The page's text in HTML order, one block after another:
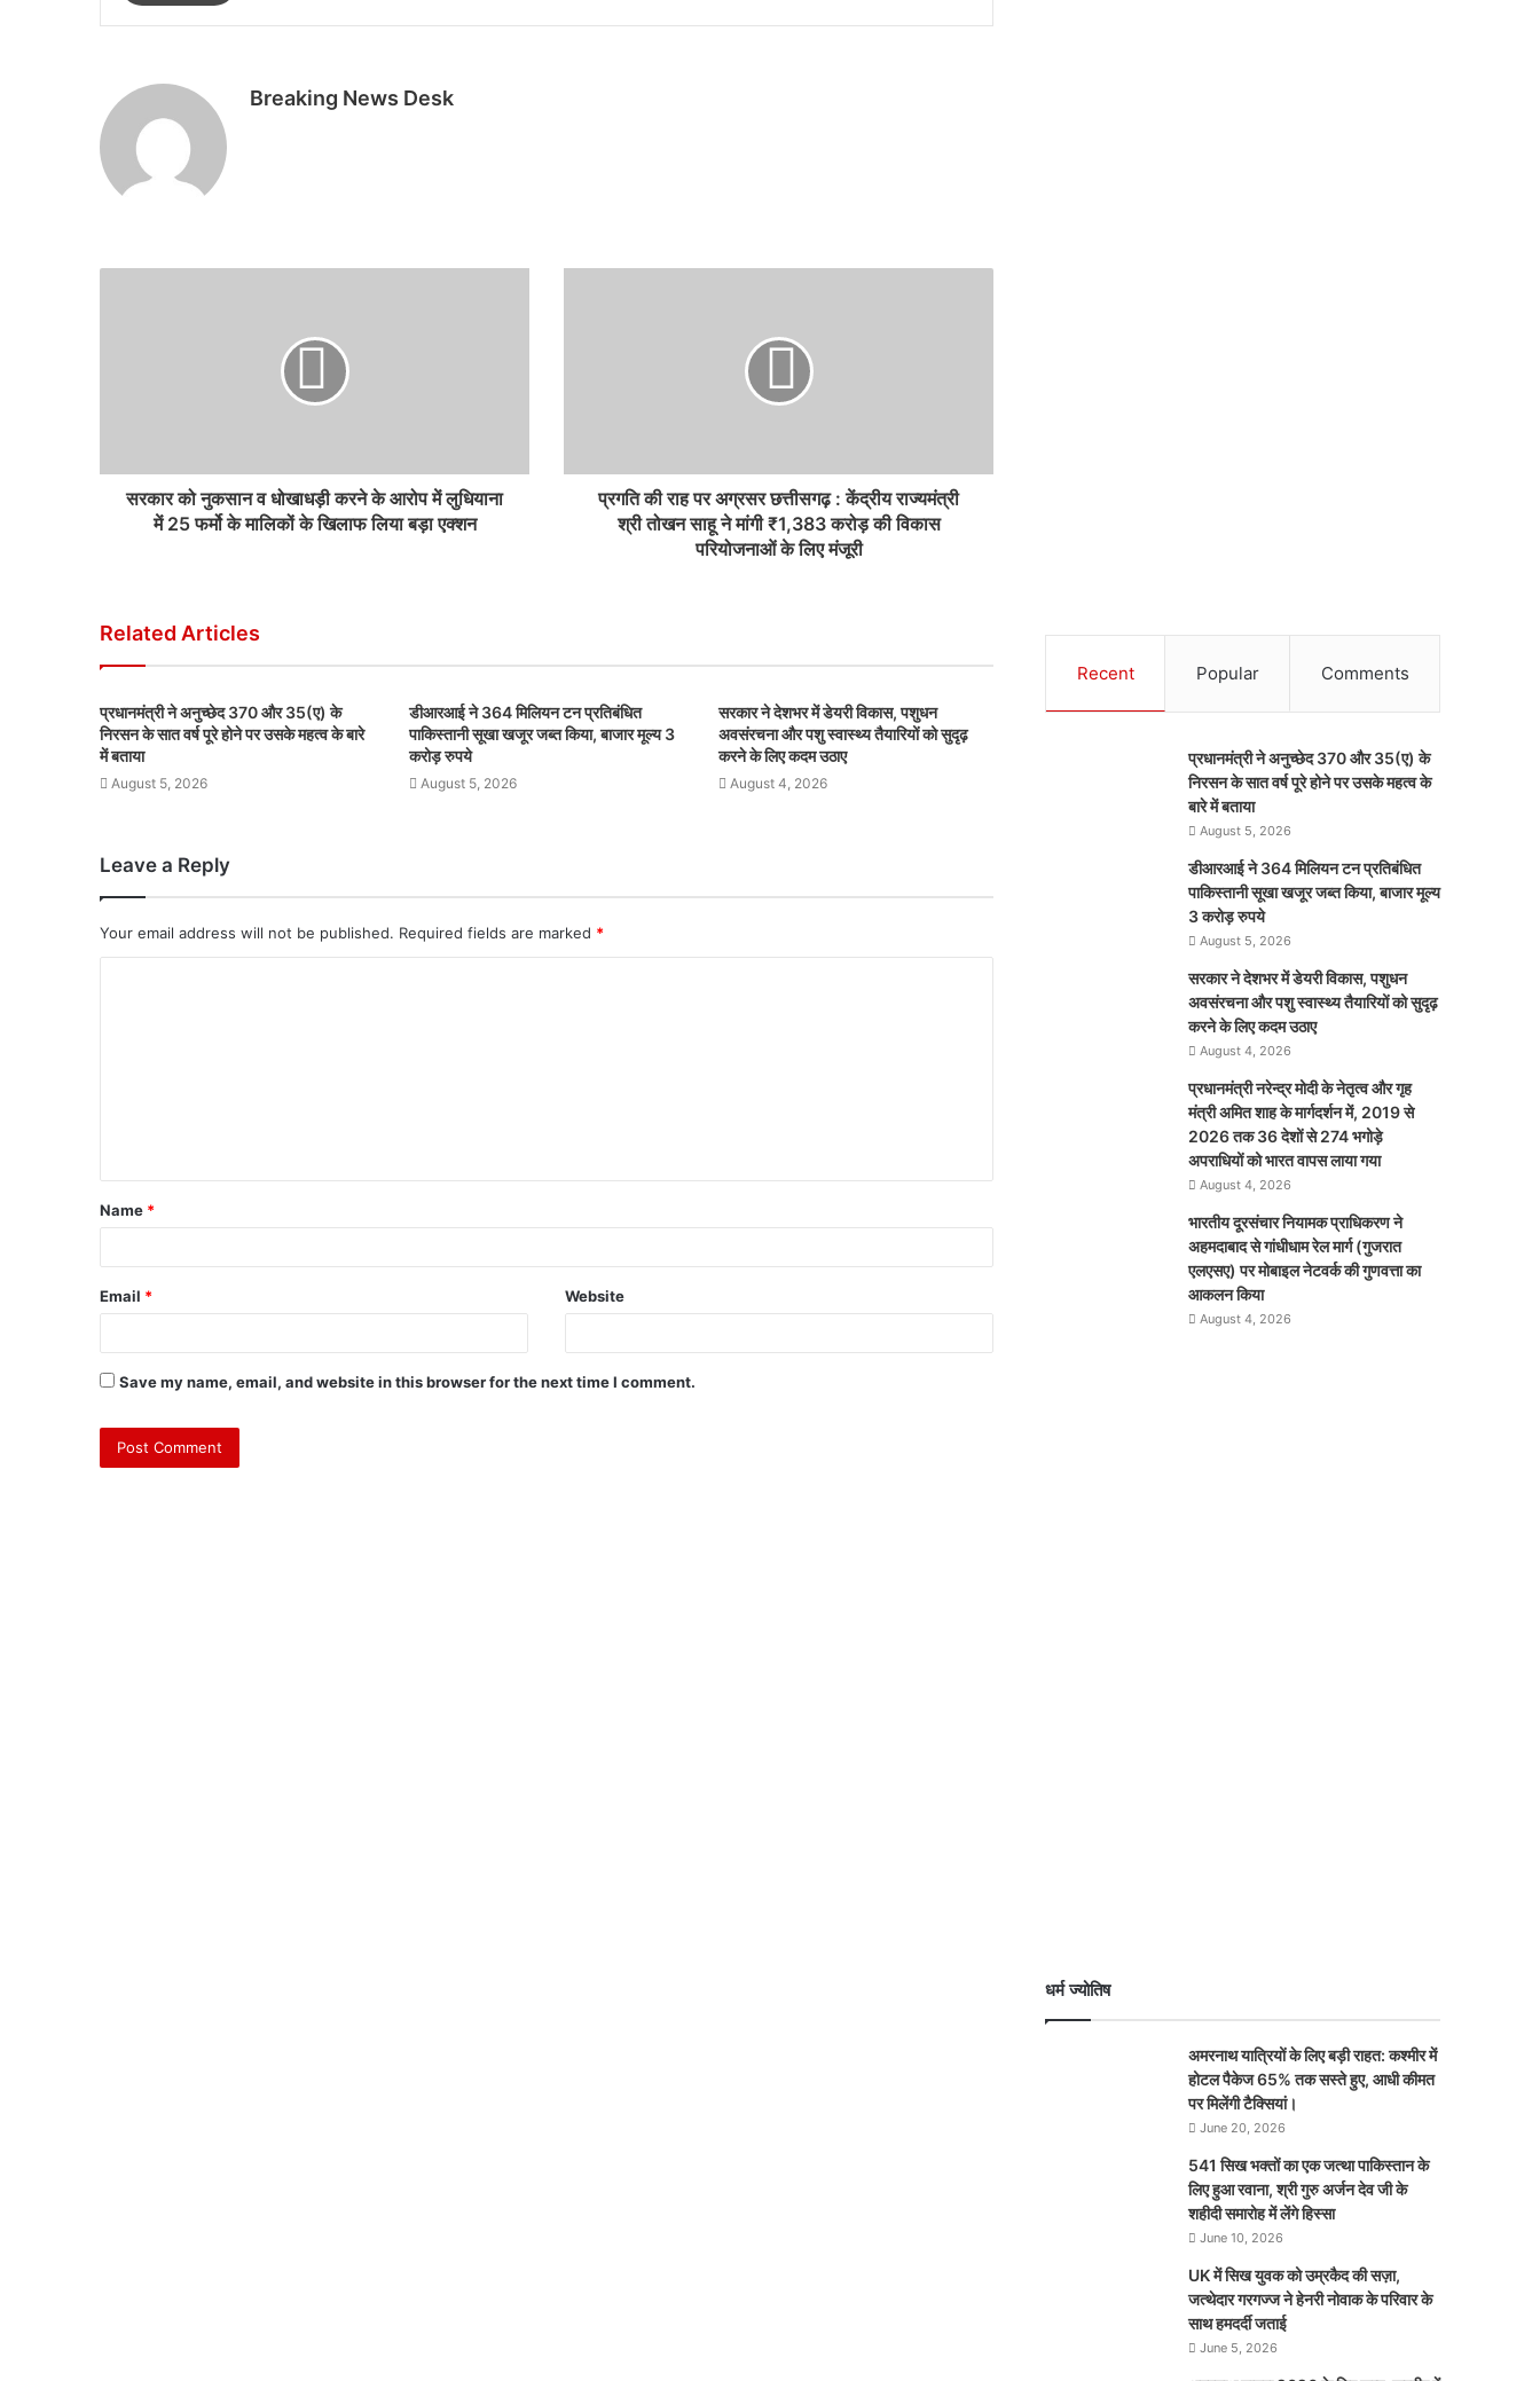
Breaking News Desk
सरकार को नुकसान व धोखाधड़ी करने के आरोप में लुधियाना
में 25 फर्मो के मालिकों के खिलाफ लिया बड़ा एक्शन
प्रगति की राह पर अग्रसर छत्तीसगढ़ : केंद्रीय राज्यमंत्री
श्री तोखन साहू ने मांगी ₹1,383 करोड़ की विकास
परियोजनाओं के लिए मंजूरी
Related Articles
प्रधानमंत्री ने अनुच्छेद 370 और 35(ए) के
निरसन के सात वर्ष पूरे होने पर उसके महत्व के बारे
में बताया
August 5, 2026
डीआरआई ने 364 मिलियन टन प्रतिबंधित
पाकिस्तानी सूखा खजूर जब्त किया, बाजार मूल्य 3
करोड़ रुपये
August 5, 2026
सरकार ने देशभर में डेयरी विकास, पशुधन
अवसंरचना और पशु स्वास्थ्य तैयारियों को सुदृढ़
करने के लिए कदम उठाए
August 4, 2026
Leave a Reply
Your email address will not be published. Required fields are marked *
Name *
Email * Website
Save my name, email, and website in this browser for the next time I comment.
Recent Popular Comments
प्रधानमंत्री ने अनुच्छेद 370 और 35(ए) के
निरसन के सात वर्ष पूरे होने पर उसके महत्व के
बारे में बताया
August 5, 2026
डीआरआई ने 364 मिलियन टन प्रतिबंधित
पाकिस्तानी सूखा खजूर जब्त किया, बाजार मूल्य
3 करोड़ रुपये
August 5, 2026
सरकार ने देशभर में डेयरी विकास, पशुधन
अवसंरचना और पशु स्वास्थ्य तैयारियों को सुदृढ़
करने के लिए कदम उठाए
August 4, 2026
प्रधानमंत्री नरेन्द्र मोदी के नेतृत्व और गृह
मंत्री अमित शाह के मार्गदर्शन में, 2019 से
2026 तक 36 देशों से 274 भगोड़े
अपराधियों को भारत वापस लाया गया
August 4, 2026
भारतीय दूरसंचार नियामक प्राधिकरण ने
अहमदाबाद से गांधीधाम रेल मार्ग (गुजरात
एलएसए) पर मोबाइल नेटवर्क की गुणवत्ता का
आकलन किया
August 4, 2026
धर्म ज्योतिष
अमरनाथ यात्रियों के लिए बड़ी राहत: कश्मीर में
होटल पैकेज 65% तक सस्ते हुए, आधी कीमत
पर मिलेंगी टैक्सियां।
June 20, 2026
541 सिख भक्तों का एक जत्था पाकिस्तान के
लिए हुआ रवाना, श्री गुरु अर्जन देव जी के
शहीदी समारोह में लेंगे हिस्सा
June 10, 2026
UK में सिख युवक को उम्रकैद की सज़ा,
जत्थेदार गरगज्ज ने हेनरी नोवाक के परिवार के
साथ हमदर्दी जताई
June 5, 2026